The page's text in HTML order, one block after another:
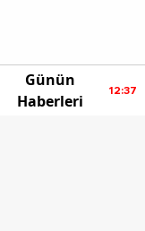
Günün
Haberleri
yeni 12:37